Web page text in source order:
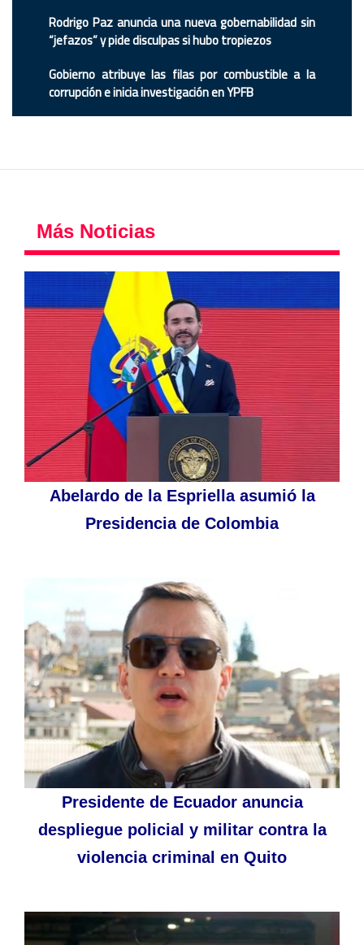
Rodrigo Paz anuncia una nueva gobernabilidad sin
“jefazos” y pide disculpas si hubo tropiezos
Gobierno atribuye las filas por combustible a la
corrupción e inicia investigación en YPFB
Más Noticias
Abelardo de la Espriella asumió la
Presidencia de Colombia
Presidente de Ecuador anuncia
despliegue policial y militar contra la
violencia criminal en Quito